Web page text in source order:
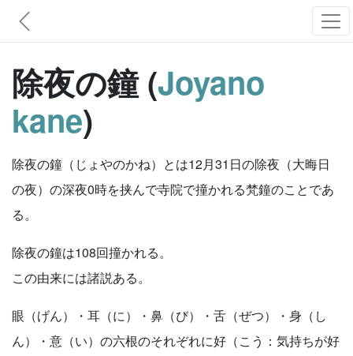
除夜の鐘 (Joyano
kane)
除夜の鐘（じょやのかね）とは12月31日の除夜（大晦日
の夜）の深夜0時を挟んで寺院で撞かれる梵鐘のことであ
る。
除夜の鐘は108回撞かれる。
この由来には諸説ある。
眼（げん）・耳（に）・鼻（び）・舌（ぜつ）・身（し
ん）・意（い）の六根のそれぞれに好（こう：気持ちが好